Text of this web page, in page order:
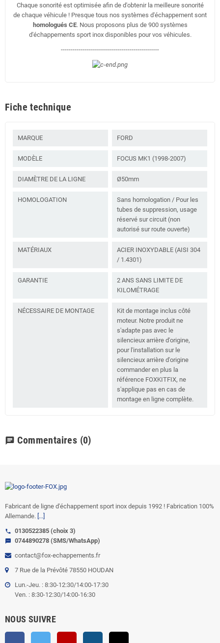
Chaque sonorité est optimisée afin de d'obtenir la meilleure sonorité
de chaque véhicule ! Presque tous nos systèmes d'échappement sont
homologués CE. Nous proposons plus de 900 systèmes
d'échappements sport inox disponibles pour vos véhicules.
--------------------------------------------------
Fiche technique
MARQUE FORD
MODÈLE FOCUS MK1 (1998-2007)
DIAMÈTRE DE LA LIGNE Ø50mm
HOMOLOGATION
Sans homologation / Pour les
tubes de suppression, usage
réservé sur circuit (non
autorisé sur route ouverte)
MATÉRIAUX
ACIER INOXYDABLE (AISI 304
/ 1.4301)
GARANTIE
2 ANS SANS LIMITE DE
KILOMÉTRAGE
NÉCESSAIRE DE MONTAGE
Kit de montage inclus côté
moteur. Notre produit ne
s'adapte pas avec le
silencieux arrière d'origine,
pour l'installation sur le
silencieux arrière d'origine
commander en plus la
référence FOXKITFIX, ne
s'applique pas en cas de
montage en ligne complète.
chat Commentaires (0)
Fabricant de ligne d'échappement sport inox depuis 1992 ! Fabrication 100%
Allemande. [...]
call 0130522385 (choix 3)
sms
0744890278 (SMS/WhatsApp)
contact@fox-echappements.fr
7 Rue de la Prévôté 78550 HOUDAN
Lun.-Jeu. : 8:30-12:30/14:00-17:30
Ven. : 8:30-12:30/14:00-16:30
NOUS SUIVRE